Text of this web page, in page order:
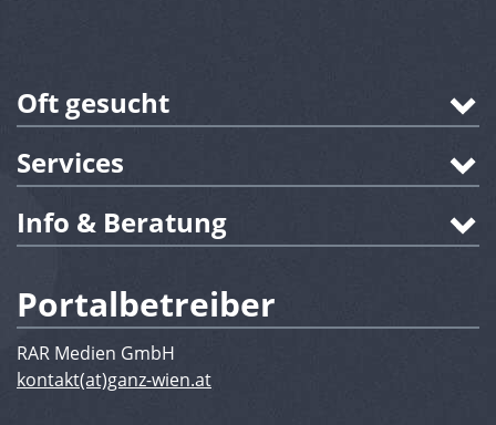
Oft gesucht
Services
Info & Beratung
Portalbetreiber
RAR Medien GmbH
kontakt(at)ganz-wien.at